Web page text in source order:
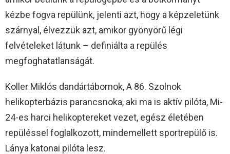
kézbe fogva repülünk, jelenti azt, hogy a képzeletünk
szárnyal, élvezzük azt, amikor gyönyörű légi
felvételeket látunk – definiálta a repülés
megfoghatatlanságát.
Koller Miklós dandártábornok, A 86. Szolnok
helikopterbázis parancsnoka, aki ma is aktív pilóta, Mi-
24-es harci helikoptereket vezet, egész életében
repüléssel foglalkozott, mindemellett sportrepülő is.
Lánya katonai pilóta lesz.